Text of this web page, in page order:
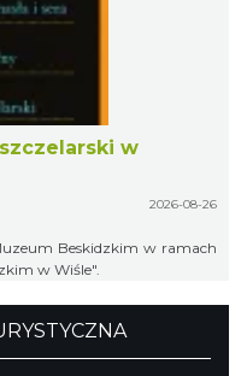
w
2026-08-26
Beskidzkim w ramach
w Wiśle".